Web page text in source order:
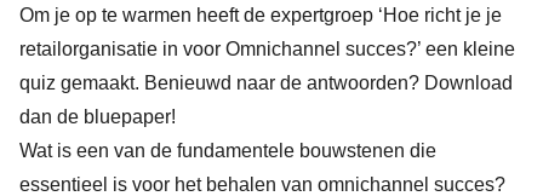
Om je op te warmen heeft de expertgroep ‘Hoe richt je je
retailorganisatie in voor Omnichannel succes?’ een kleine
quiz gemaakt. Benieuwd naar de antwoorden? Download
dan de bluepaper!
Wat is een van de fundamentele bouwstenen die
essentieel is voor het behalen van omnichannel succes?